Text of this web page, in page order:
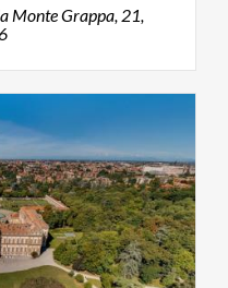
Monte Grappa, 21,